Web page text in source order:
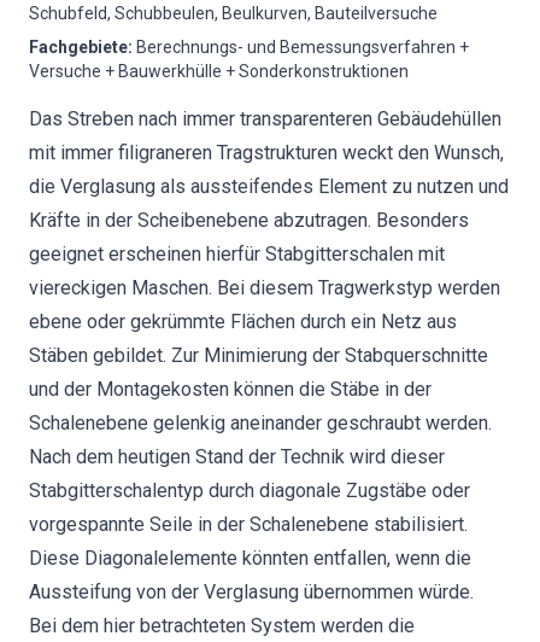
Schubfeld, Schubbeulen, Beulkurven, Bauteilversuche
Fachgebiete: Berechnungs- und Bemessungsverfahren +
Versuche + Bauwerkhülle + Sonderkonstruktionen
Das Streben nach immer transparenteren Gebäudehüllen
mit immer filigraneren Tragstrukturen weckt den Wunsch,
die Verglasung als aussteifendes Element zu nutzen und
Kräfte in der Scheibenebene abzutragen. Besonders
geeignet erscheinen hierfür Stabgitterschalen mit
viereckigen Maschen. Bei diesem Tragwerkstyp werden
ebene oder gekrümmte Flächen durch ein Netz aus
Stäben gebildet. Zur Minimierung der Stabquerschnitte
und der Montagekosten können die Stäbe in der
Schalenebene gelenkig aneinander geschraubt werden.
Nach dem heutigen Stand der Technik wird dieser
Stabgitterschalentyp durch diagonale Zugstäbe oder
vorgespannte Seile in der Schalenebene stabilisiert.
Diese Diagonalelemente könnten entfallen, wenn die
Aussteifung von der Verglasung übernommen würde.
Bei dem hier betrachteten System werden die